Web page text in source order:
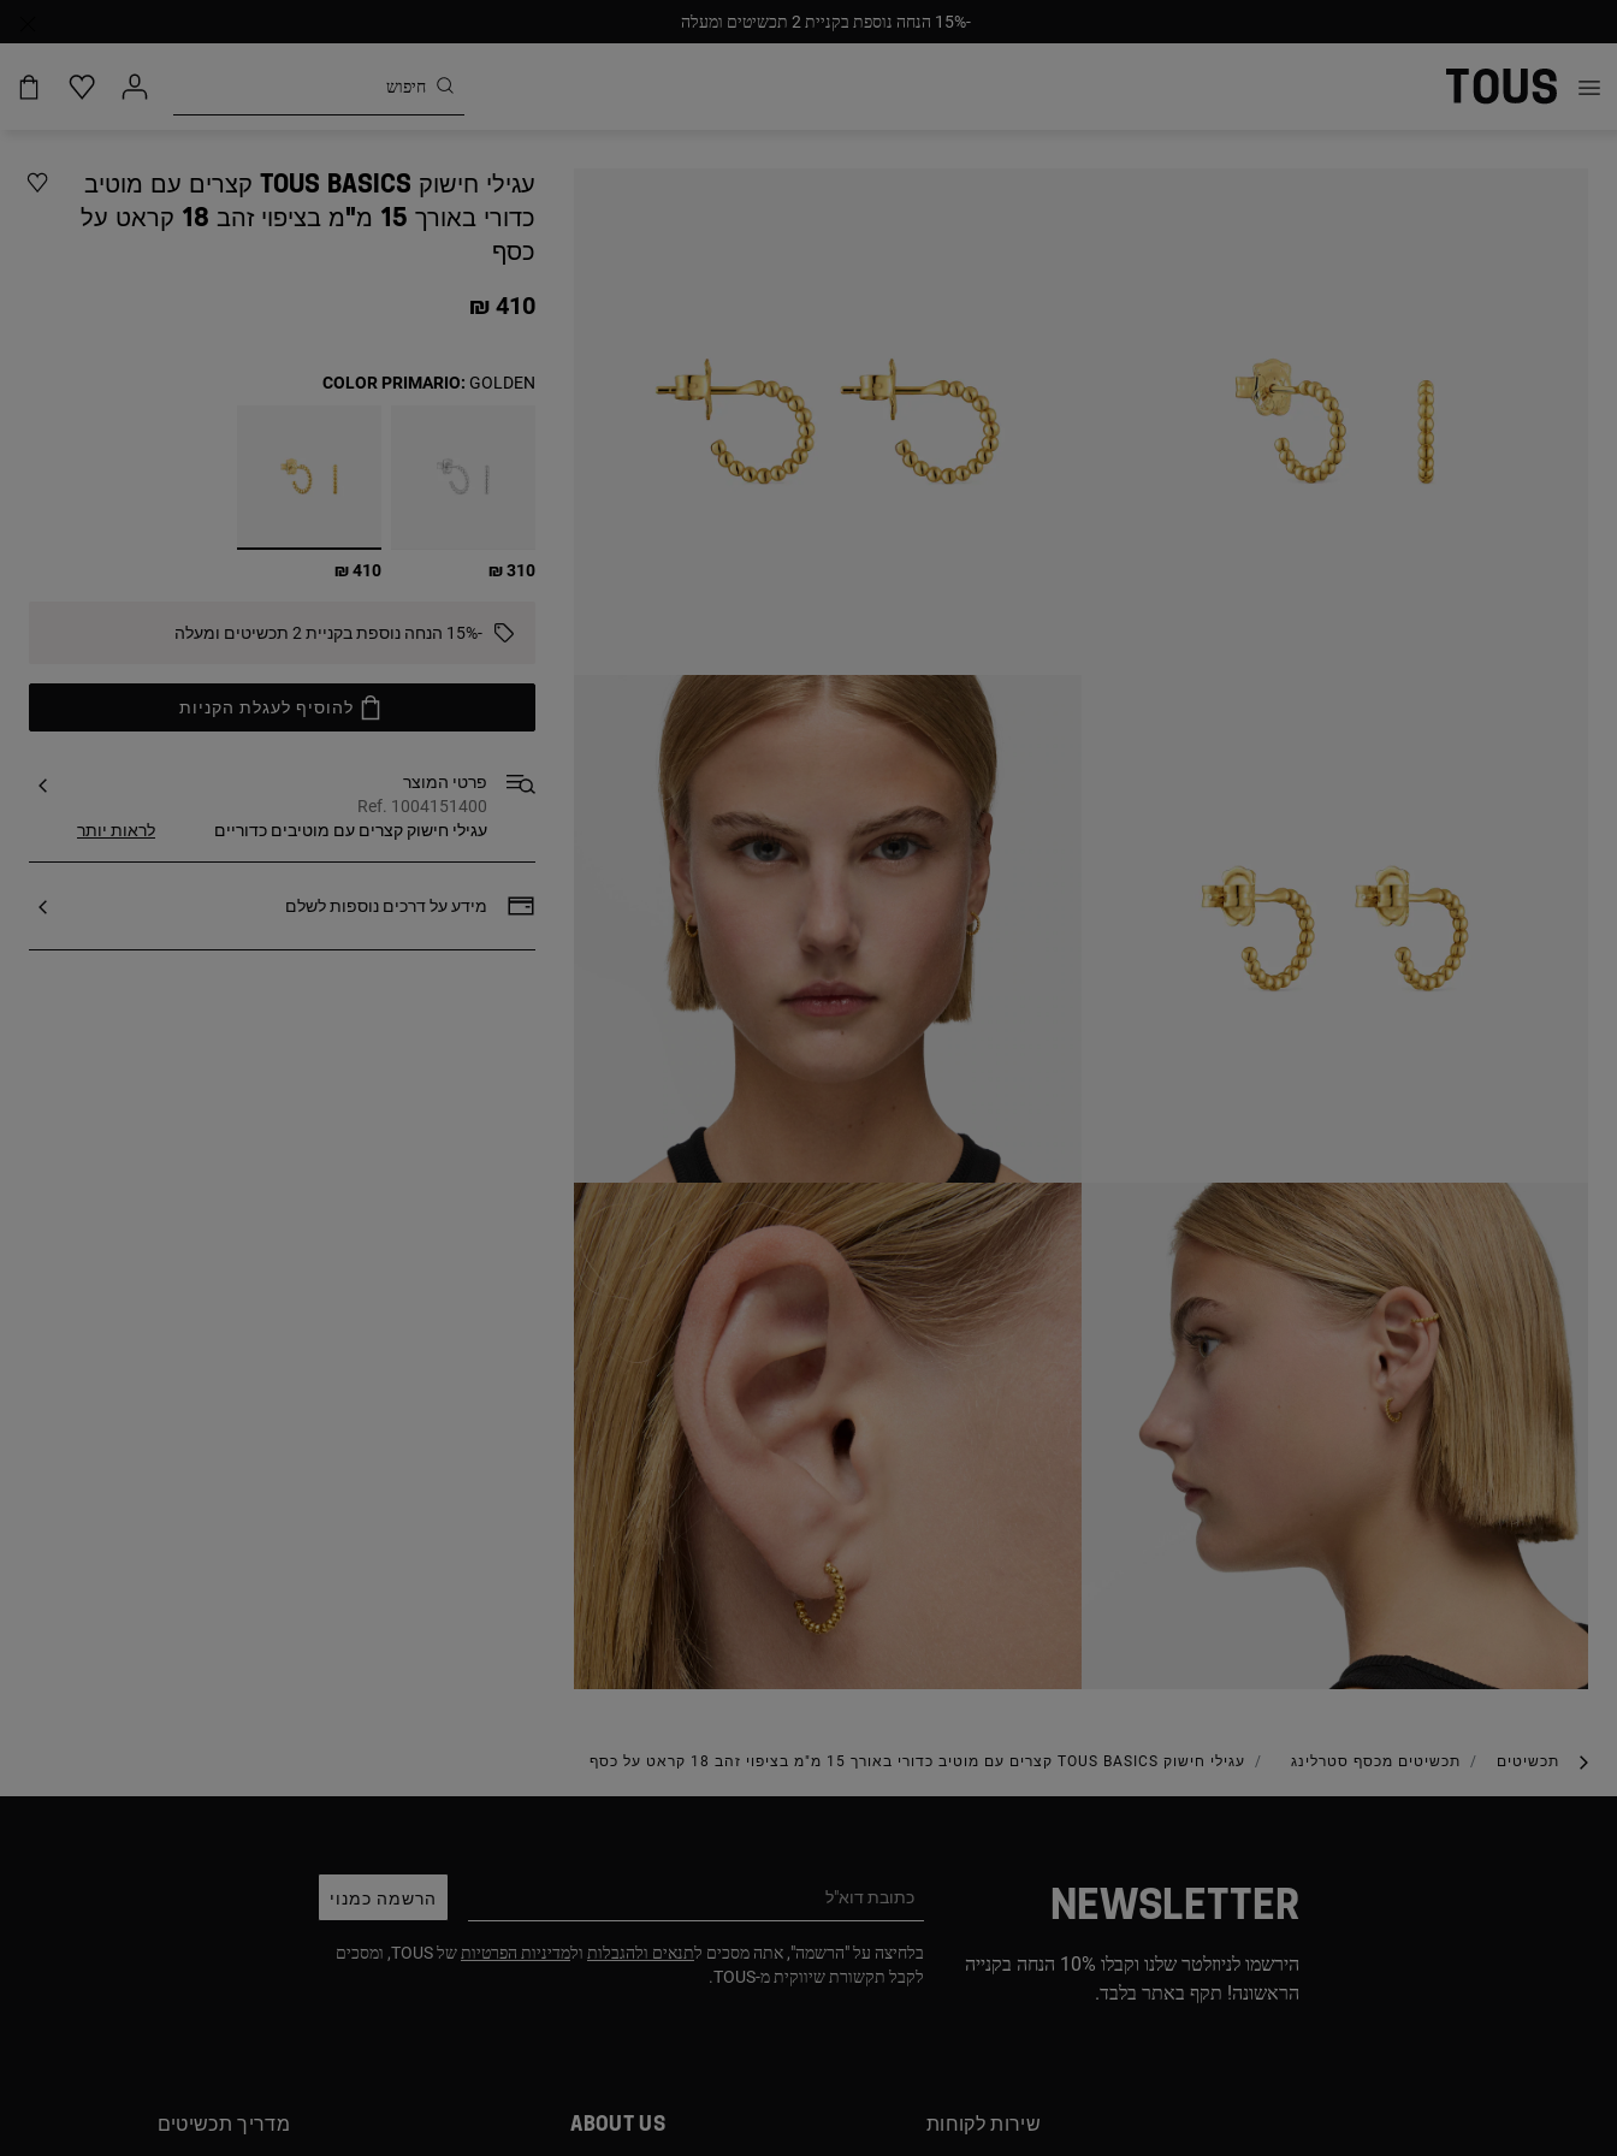
‎15%-‎ הנחה נוספת בקניית 2 תכשיטים ומעלה
עגילי חישוק TOUS BASICS קצרים עם מוטיב
כדורי באורך 15 מ"מ בציפוי זהב 18 קראט על
כסף
410 ₪
310 ₪
410 ₪
COLOR PRIMARIO: GOLDEN
-15% הנחה נוספת בקניית 2 תכשיטים ומעלה
להוסיף לעגלת הקניות
פרטי המוצר
Ref. 1004151400
עגילי חישוק קצרים עם מוטיבים כדוריים
עמידות רבה יותר של התכשיט.
לראות יותר
מידע על דרכים נוספות לשלם
תכשיטים תכשיטים מכסף סטרלינג עגילי חישוק TOUS BASICS קצרים עם מוטיב כדורי באורך 15 מ"מ בציפוי זהב 18 קראט על כסף
NEWSLETTER
הירשמו לניוזלטר שלנו וקבלו 10% הנחה בקנייה
הראשונה! תקף באתר בלבד.
כתובת דוא"ל הרשמה כמנוי
בלחיצה על "הרשמה", אתה מסכים לתנאים ולהגבלות ולמדיניות הפרטיות
של TOUS, ומסכים
לקבל תקשורת שיווקית מ-TOUS.
שירות לקוחות About us מדריך תכשיטים